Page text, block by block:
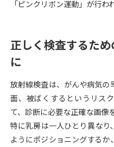
データサイエンス特集
新学年スタート号特集ページ
（高3生用）
SELFBRAND特集ページ
オープンキャンパスなどを
オープンキャンパス検索
「ピンクリボン運動」が行わ
正しく検査するた
に
放射線検査は、がんや病気
面、被ばくするというリス
て、診断に必要な正確な画像
特に乳房は一人ひとり異な
ようにポジショニングする